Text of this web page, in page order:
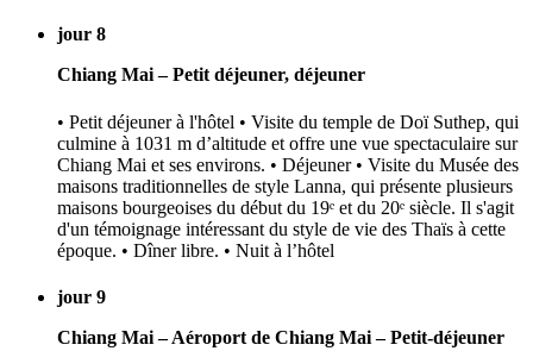
jour 8
Chiang Mai – Petit déjeuner, déjeuner
• Petit déjeuner à l'hôtel • Visite du temple de Doï Suthep, qui
culmine à 1031 m d’altitude et offre une vue spectaculaire sur
Chiang Mai et ses environs. • Déjeuner • Visite du Musée des
maisons traditionnelles de style Lanna, qui présente plusieurs
maisons bourgeoises du début du 19ᵉ et du 20ᵉ siècle. Il s'agit
d'un témoignage intéressant du style de vie des Thaïs à cette
époque. • Dîner libre. • Nuit à l’hôtel
jour 9
Chiang Mai – Aéroport de Chiang Mai – Petit-déjeuner